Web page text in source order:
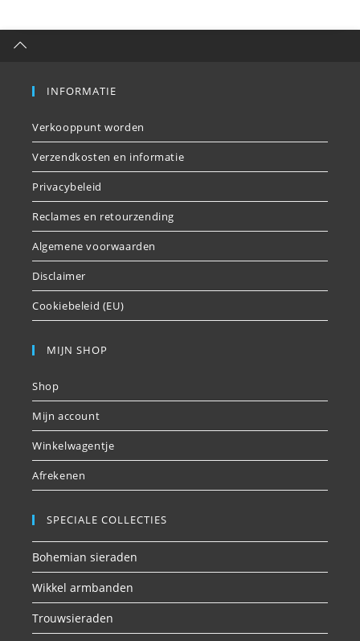
INFORMATIE
Verkooppunt worden
Verzendkosten en informatie
Privacybeleid
Reclames en retourzending
Algemene voorwaarden
Disclaimer
Cookiebeleid (EU)
MIJN SHOP
Shop
Mijn account
Winkelwagentje
Afrekenen
SPECIALE COLLECTIES
Bohemian sieraden
Wikkel armbanden
Trouwsieraden